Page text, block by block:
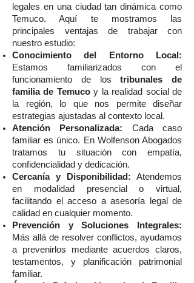
legales en una ciudad tan dinámica como
Temuco. Aquí te mostramos las
principales ventajas de trabajar con
nuestro estudio:
Conocimiento del Entorno Local:
Estamos familiarizados con el
funcionamiento de lostribunales de
familia de Temucoy la realidad social de
la región, lo que nos permite diseñar
estrategias ajustadas al contexto local.
Atención Personalizada: Cada caso
familiar es único. En Wolfenson Abogados
tratamos tu situación con empatía,
confidencialidad y dedicación.
Cercanía y Disponibilidad: Atendemos
en modalidad presencial o virtual,
facilitando el acceso a asesoría legal de
calidad en cualquier momento.
Prevención y Soluciones Integrales:
Más allá de resolver conflictos, ayudamos
a prevenirlos mediante acuerdos claros,
testamentos, y planificación patrimonial
familiar.